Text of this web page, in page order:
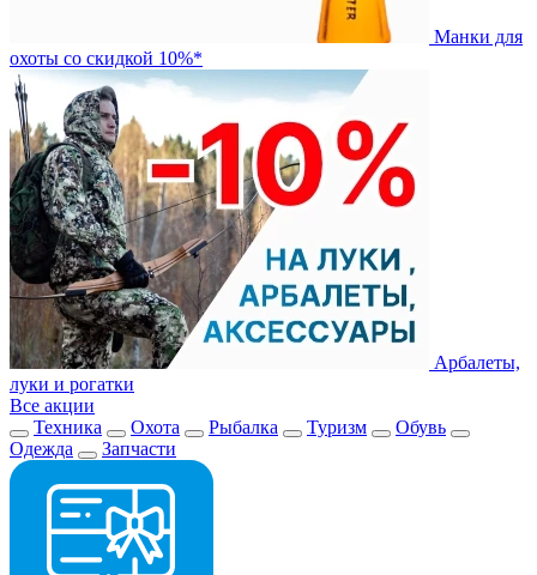
Манки для
охоты со скидкой 10%*
Арбалеты,
луки и рогатки
Все акции
Техника
Охота Рыбалка Туризм
Обувь
Одежда
Запчасти